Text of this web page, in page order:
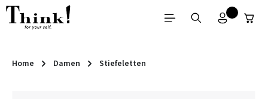
Zum Hauptinhalt springen
Home Damen Stiefeletten